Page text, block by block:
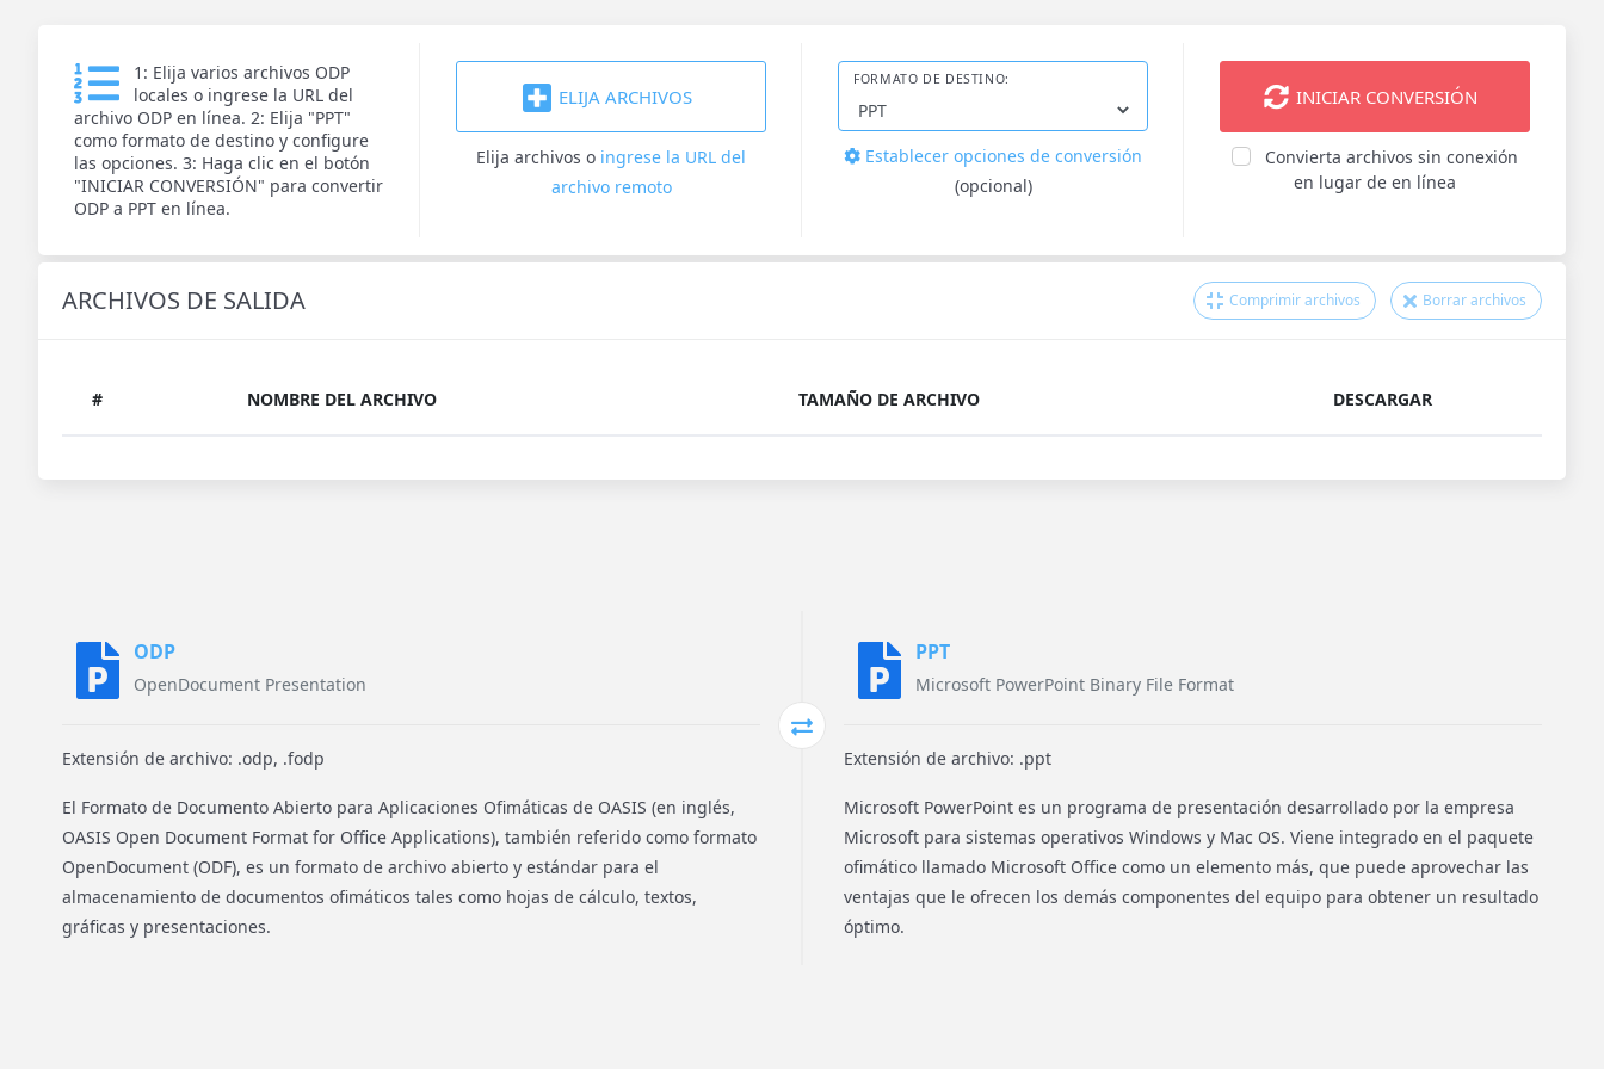
1: Elija varios archivos ODP
locales o ingrese la URL del
archivo ODP en línea. 2: Elija "PPT"
como formato de destino y configure
las opciones. 3: Haga clic en el botón
"INICIAR CONVERSIÓN" para convertir
ODP a PPT en línea.
ELIJA ARCHIVOS
Elija archivos o ingrese la URL del
archivo remoto
FORMATO DE DESTINO:
Establecer opciones de conversión
(opcional)
INICIAR CONVERSIÓN
Convierta archivos sin conexión
en lugar de en línea
ARCHIVOS DE SALIDA Comprimir archivos Borrar archivos
# NOMBRE DEL ARCHIVO TAMAÑO DE ARCHIVO DESCARGAR
ODP
OpenDocument Presentation
Extensión de archivo: .odp, .fodp
El Formato de Documento Abierto para Aplicaciones Ofimáticas de OASIS (en inglés,
OASIS Open Document Format for Office Applications), también referido como formato
OpenDocument (ODF), es un formato de archivo abierto y estándar para el
almacenamiento de documentos ofimáticos tales como hojas de cálculo, textos,
gráficas y presentaciones.
PPT
Microsoft PowerPoint Binary File Format
Extensión de archivo: .ppt
Microsoft PowerPoint es un programa de presentación desarrollado por la empresa
Microsoft para sistemas operativos Windows y Mac OS. Viene integrado en el paquete
ofimático llamado Microsoft Office como un elemento más, que puede aprovechar las
ventajas que le ofrecen los demás componentes del equipo para obtener un resultado
óptimo.